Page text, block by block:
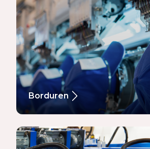
Borduren